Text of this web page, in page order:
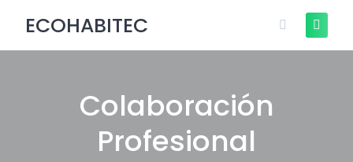
content
ECOHABITEC
Colaboración
Profesional
Descubre cómo funciona ¡Anúnciate
GRATIS!
+Info